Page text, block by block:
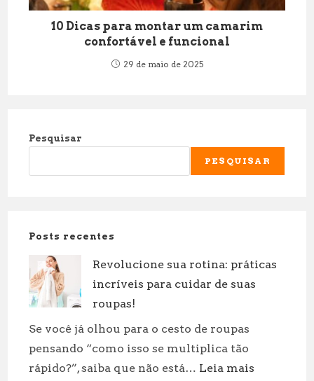
10 Dicas para montar um camarim
confortável e funcional
29 de maio de 2025
Pesquisar
PESQUISAR
Posts recentes
Revolucione sua rotina: práticas
incríveis para cuidar de suas
roupas!
Se você já olhou para o cesto de roupas
pensando “como isso se multiplica tão
rápido?”, saiba que não está… Leia mais